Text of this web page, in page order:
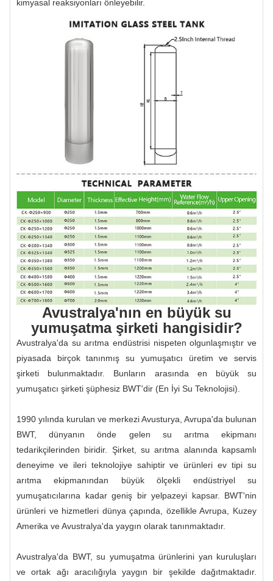
kimyasal reaksiyonları önleyebilir.
Avustralya'nın en büyük su
yumuşatma şirketi hangisidir?
Avustralya'da su arıtma endüstrisi nispeten olgunlaşmıştır ve
piyasada birçok tanınmış su yumuşatıcı üretim ve servis
şirketi bulunmaktadır. Bunların arasında en büyük su
yumuşatıcı şirketi şüphesiz BWT'dir (En İyi Su Teknolojisi).
1990 yılında kurulan ve merkezi Avusturya, Avrupa'da bulunan
BWT, dünyanın önde gelen su arıtma ekipmanı
tedarikçilerinden biridir. Şirket, su arıtma alanında kapsamlı
deneyime ve ileri teknolojiye sahiptir ve ürünleri ev tipi su
arıtma ekipmanından büyük ölçekli endüstriyel su
yumuşatıcılarına kadar geniş bir yelpazeyi kapsar. BWT'nin
ürünleri ve hizmetleri dünya çapında, özellikle Avrupa, Kuzey
Amerika ve Avustralya'da yaygın olarak tanınmaktadır.
Avustralya'da BWT, su yumuşatma ürünlerini yan kuruluşları
ve ortak ağı aracılığıyla yaygın bir şekilde dağıtmaktadır.